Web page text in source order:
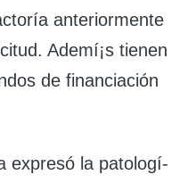
anteriormente
Ademí¡s tienen
de financiación
expresó la patologí­